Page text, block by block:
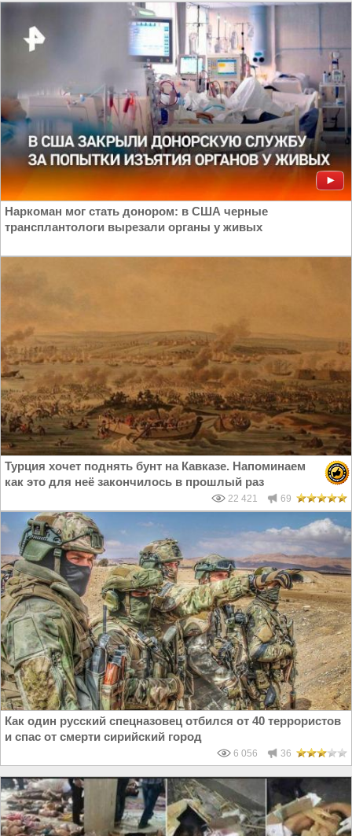
Азии|Терроризм в Сирии
Наркоман мог стать донором: в США черные
трансплантологи вырезали органы у живых
Турция хочет поднять бунт на Кавказе. Напоминаем
как это для неё закончилось в прошлый раз
22 421 69
Как один русский спецназовец отбился от 40 террористов
и спас от смерти сирийский город
6 056 36